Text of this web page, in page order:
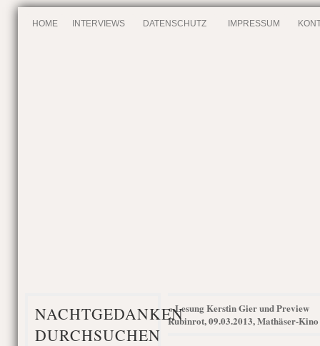
HOME INTERVIEWS DATENSCHUTZ IMPRESSUM
NACHTGEDANKEN
DURCHSUCHEN
«Lesung Kerstin Gier und Preview
Rubinrot, 09.03.2013, Mathäser-Kino